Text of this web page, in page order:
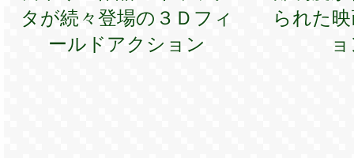
タが続々登場の３Ｄフィ
ールドアクション
られた